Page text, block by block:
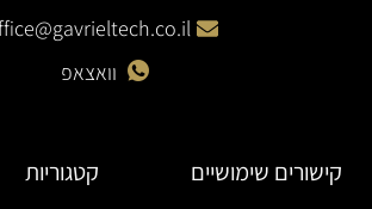
וואצאפ
קישורים שימושיים קטגוריות